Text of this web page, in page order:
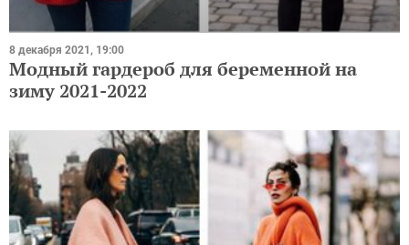
8 декабря 2021, 19:00
Модный гардероб для беременной на
зиму 2021-2022